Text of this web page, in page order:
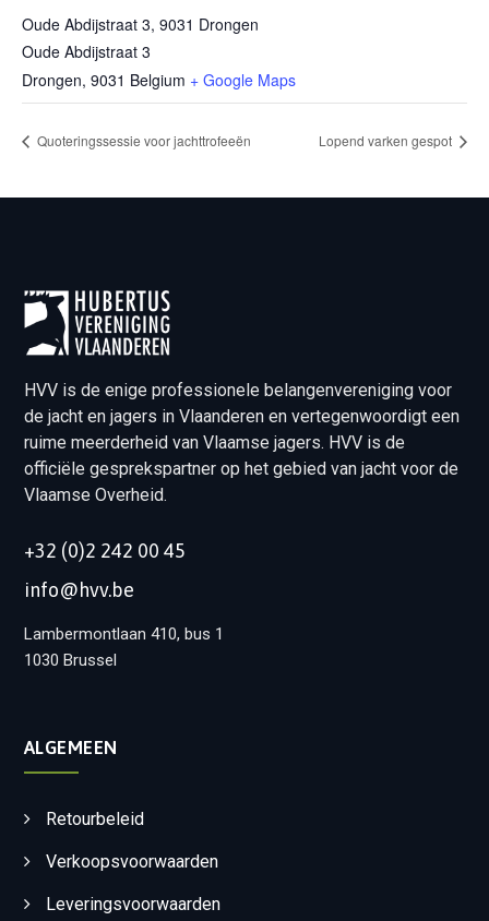
Oude Abdijstraat 3, 9031 Drongen
Oude Abdijstraat 3
Drongen, 9031 Belgium + Google Maps
Quoteringssessie voor jachttrofeeën Lopend varken gespot
HVV is de enige professionele belangenvereniging voor
de jacht en jagers in Vlaanderen en vertegenwoordigt een
ruime meerderheid van Vlaamse jagers. HVV is de
officiële gesprekspartner op het gebied van jacht voor de
Vlaamse Overheid.
+32 (0)2 242 00 45
info@hvv.be
Lambermontlaan 410, bus 1
1030 Brussel
ALGEMEEN
Retourbeleid
Verkoopsvoorwaarden
Leveringsvoorwaarden